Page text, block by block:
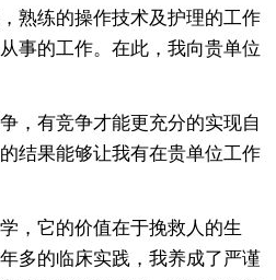
熟练的操作技术及护理的工作
事的工作。在此，我向贵单位
，有竞争才能更充分的实现自
结果能够让我有在贵单位工作
，它的价值在于挽救人的生
多的临床实践，我养成了严谨